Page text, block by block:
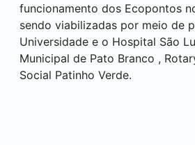
funcionamento dos Ecopontos
sendo viabilizadas por meio de
Universidade e o Hospital São
Municipal de Pato Branco ,
Social Patinho Verde.